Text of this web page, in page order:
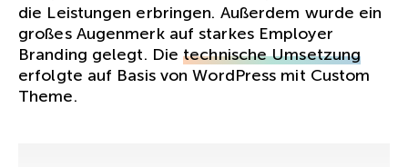
die Leistungen erbringen. Außerdem wurde ein
großes Augenmerk auf starkes Employer
Branding gelegt. Dietechnische Umsetzung
erfolgte auf Basis von WordPress mit Custom
Theme.